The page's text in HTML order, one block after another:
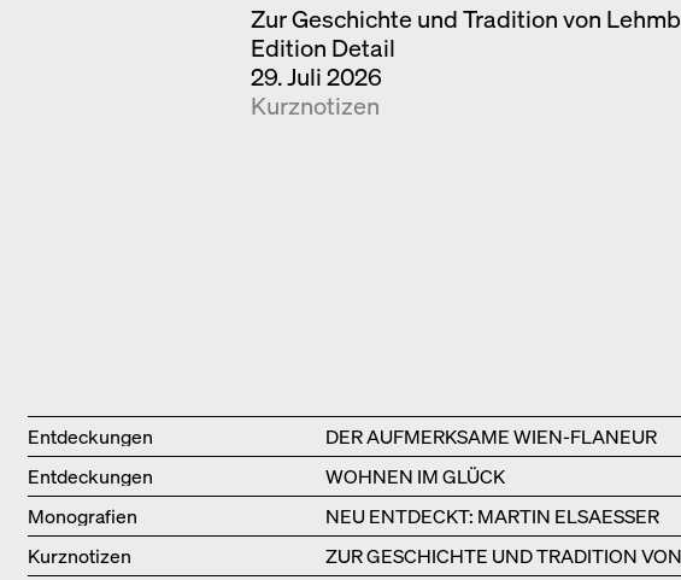
Zur Geschichte und Tradition von
Edition Detail
29. Juli 2026
Kurznotizen
Entdeckungen
DER AUFMERKSAME WIEN-FLANEUR
Entdeckungen
WOHNEN IM GLÜCK
Monografien
NEU ENTDECKT: MARTIN ELSAESSER
Kurznotizen
ZUR GESCHICHTE UND TRADITION